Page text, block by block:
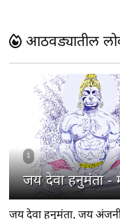
आठवड्यातील
1
जय देवा हनुमंता -
जय देवा हनुमंता, जय